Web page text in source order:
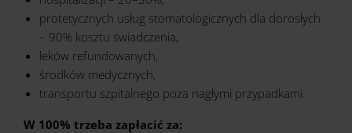
protetycznych usług stomatologicznych dla dorosłych
– 90% kosztu świadczenia,
leków refundowanych,
środków medycznych,
transportu szpitalnego poza nagłymi przypadkami.
W 100% trzeba zapłacić za: